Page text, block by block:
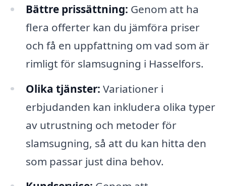
Bättre prissättning: Genom att ha
flera offerter kan du jämföra priser
och få en uppfattning om vad som är
rimligt för slamsugning i Hasselfors.
Olika tjänster: Variationer i
erbjudanden kan inkludera olika typer
av utrustning och metoder för
slamsugning, så att du kan hitta den
som passar just dina behov.